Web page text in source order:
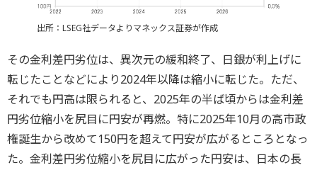
出所：LSEG社データよりマネックス証券が作成
その金利差円劣位は、異次元の緩和終了、日銀が利上げに
転じたことなどにより2024年以降は縮小に転じた。ただ、
それでも円高は限られると、2025年の半ば頃からは金利差
円劣位縮小を尻目に円安が再燃。特に2025年10月の高市政
権誕生から改めて150円を超えて円安が広がるところとなっ
た。金利差円劣位縮小を尻目に広がった円安は、日本の長